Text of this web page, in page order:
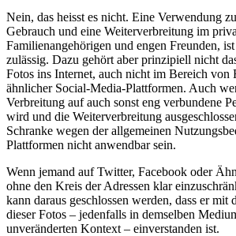
Nein, das heisst es nicht. Eine Verwendung
Gebrauch und eine Weiterverbreitung im
Familienangehörigen und engen Freunden,
zulässig. Dazu gehört aber prinzipiell nicht
Fotos ins Internet, auch nicht im Bereich von
ähnlicher Social-Media-Plattformen. Auch
Verbreitung auf auch sonst eng verbundene
wird und die Weiterverbreitung
Schranke wegen der allgemeinen
Plattformen nicht anwendbar sein.
Wenn jemand auf Twitter, Facebook oder
ohne den Kreis der Adressen klar
kann daraus geschlossen werden, dass er mit
dieser Fotos – jedenfalls in demselben
unveränderten Kontext – einverstanden ist.